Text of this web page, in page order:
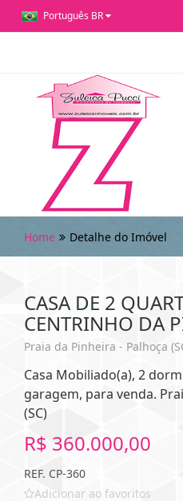
Português BR
Home Detalhe do Imóvel
CASA DE 2
CENTRINHO DA
Praia da Pinheira - Palhoça
Casa Mobiliado(a), 2
garagem, para venda.
(SC)
R$ 360.000,00
REF. CP-360
Adicionar ao favoritos